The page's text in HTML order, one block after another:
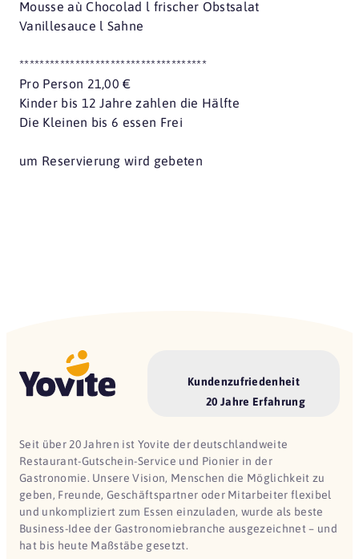
Mousse aù Chocolad l frischer Obstsalat
Vanillesauce l Sahne
*************************************
Pro Person 21,00 €
Kinder bis 12 Jahre zahlen die Hälfte
Die Kleinen bis 6 essen Frei
um Reservierung wird gebeten
Kundenzufriedenheit
20 Jahre Erfahrung
Seit über 20 Jahren ist Yovite der deutschlandweite
Restaurant-Gutschein-Service und Pionier in der
Gastronomie. Unsere Vision, Menschen die Möglichkeit zu
geben, Freunde, Geschäftspartner oder Mitarbeiter flexibel
und unkompliziert zum Essen einzuladen, wurde als beste
Business-Idee der Gastronomiebranche ausgezeichnet – und
hat bis heute Maßstäbe gesetzt.